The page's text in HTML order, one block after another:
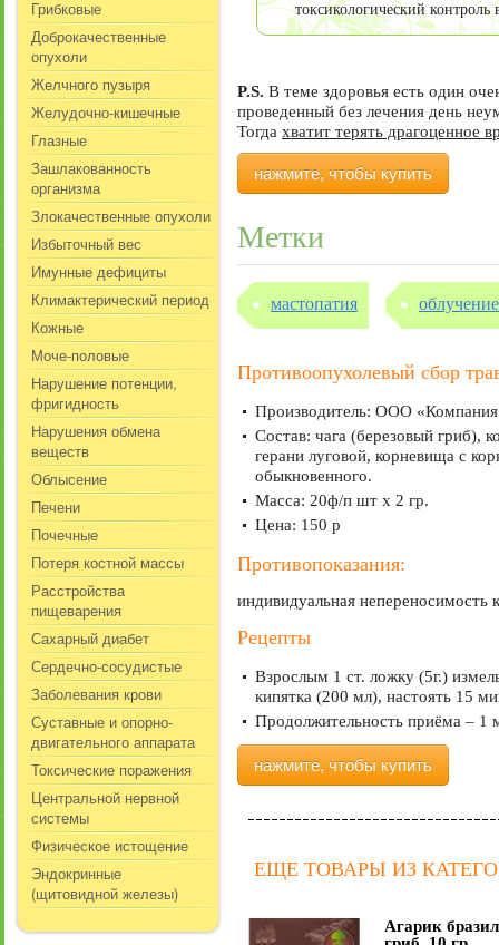
Грибковые
Доброкачественные
опухоли
Желчного пузыря
Желудочно-кишечные
Глазные
Зашлакованность
организма
Злокачественные опухоли
Избыточный вес
Имунные дефициты
Климактерический период
Кожные
Моче-половые
Нарушение потенции,
фригидность
Нарушения обмена
веществ
Облысение
Печени
Почечные
Потеря костной массы
Расстройства
пищеварения
Сахарный диабет
Сердечно-сосудистые
Заболевания крови
Суставные и опорно-
двигательного аппарата
Токсические поражения
Центральной нервной
системы
Физическое истощение
Эндокринные
(щитовидной железы)
токсикологический контроль
P.S. В теме здоровья есть один
проведенный без лечения день
Тогда хватит терять драгоценное
нажмите, чтобы купить
Метки
мастопатия облучение
Противоопухолевый сбор
Производитель: ООО «Компания
Состав: чага (березовый гриб),
герани луговой, корневища с
обыкновенного.
Масса: 20ф/п шт х 2 гр.
Цена: 150 р
Противопоказания:
индивидуальная непереносимость
Рецепты
Взрослым 1 ст. ложку (5г.)
кипятка (200 мл), настоять 15
Продолжительность приёма – 1
нажмите, чтобы купить
ЕЩЕ ТОВАРЫ ИЗ
Агарик